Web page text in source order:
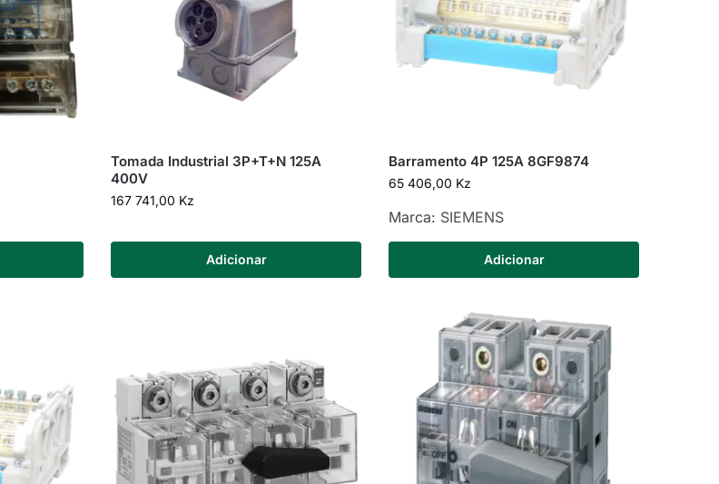
Tomada Industrial 3P+T+N 125A
400V
167 741,00 Kz
Adicionar
Barramento 4P 125A 8GF9874
65 406,00 Kz
Marca: SIEMENS
Adicionar